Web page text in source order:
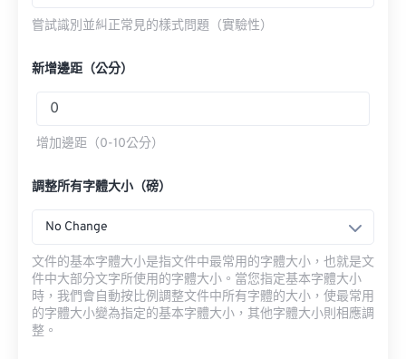
嘗試識別並糾正常見的樣式問題（實驗性）
新增邊距（公分）
增加邊距（0-10公分）
調整所有字體大小（磅）
No Change
文件的基本字體大小是指文件中最常用的字體大小，也就是文
件中大部分文字所使用的字體大小。當您指定基本字體大小
時，我們會自動按比例調整文件中所有字體的大小，使最常用
的字體大小變為指定的基本字體大小，其他字體大小則相應調
整。